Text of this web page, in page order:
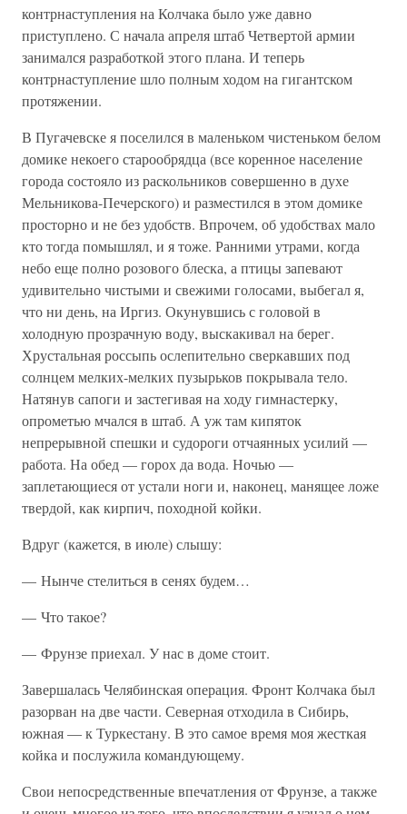
контрнаступления на Колчака было уже давно
приступлено. С начала апреля штаб Четвертой армии
занимался разработкой этого плана. И теперь
контрнаступление шло полным ходом на гигантском
протяжении.
В Пугачевске я поселился в маленьком чистеньком белом
домике некоего старообрядца (все коренное население
города состояло из раскольников совершенно в духе
Мельникова-Печерского) и разместился в этом домике
просторно и не без удобств. Впрочем, об удобствах мало
кто тогда помышлял, и я тоже. Ранними утрами, когда
небо еще полно розового блеска, а птицы запевают
удивительно чистыми и свежими голосами, выбегал я,
что ни день, на Иргиз. Окунувшись с головой в
холодную прозрачную воду, выскакивал на берег.
Хрустальная россыпь ослепительно сверкавших под
солнцем мелких-мелких пузырьков покрывала тело.
Натянув сапоги и застегивая на ходу гимнастерку,
опрометью мчался в штаб. А уж там кипяток
непрерывной спешки и судороги отчаянных усилий —
работа. На обед — горох да вода. Ночью —
заплетающиеся от устали ноги и, наконец, манящее ложе
твердой, как кирпич, походной койки.
Вдруг (кажется, в июле) слышу:
— Нынче стелиться в сенях будем…
— Что такое?
— Фрунзе приехал. У нас в доме стоит.
Завершалась Челябинская операция. Фронт Колчака был
разорван на две части. Северная отходила в Сибирь,
южная — к Туркестану. В это самое время моя жесткая
койка и послужила командующему.
Свои непосредственные впечатления от Фрунзе, а также